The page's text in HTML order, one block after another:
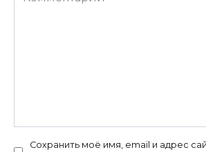
Сохранить моё имя, email и адрес